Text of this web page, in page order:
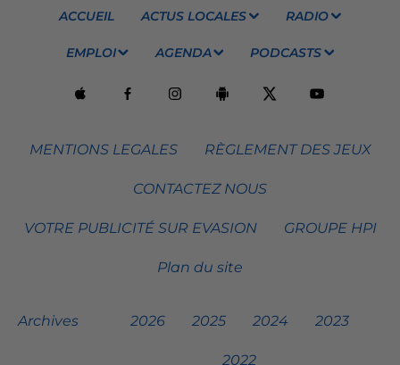
ACCUEIL ACTUS LOCALES RADIO
EMPLOI AGENDA PODCASTS
MENTIONS LEGALES RÈGLEMENT DES JEUX
CONTACTEZ NOUS
VOTRE PUBLICITÉ SUR EVASION GROUPE HPI
Plan du site
Archives 2026 2025 2024 2023
2022